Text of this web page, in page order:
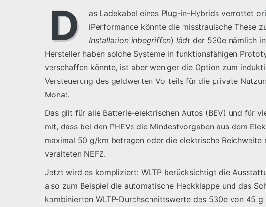
D
as Ladekabel eines Plug-in-Hybrids verrottet
iPerformance könnte die misstrauische These
Installation inbegriffen) lädt der 530e nämlich
Hersteller haben solche Systeme in funktionsfähigen
verschaffen könnte, ist aber weniger die Option zum
Versteuerung des geldwerten Vorteils für die private
Monat.
Das gilt für alle Batterie-elektrischen Autos (BEV) und für
mit, dass bei den PHEVs die Mindestvorgaben aus dem
maximal 50 g/km betragen oder die elektrische Reichweite
veralteten NEFZ.
Jetzt wird es kompliziert: WLTP berücksichtigt die
also zum Beispiel die automatische Heckklappe und das
kombinierten WLTP-Durchschnittswerte des 530e von 45